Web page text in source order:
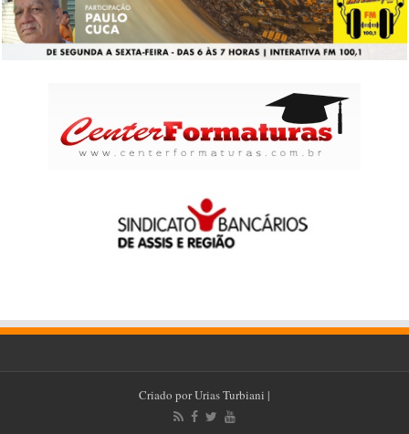
Criado porUrias Turbiani |